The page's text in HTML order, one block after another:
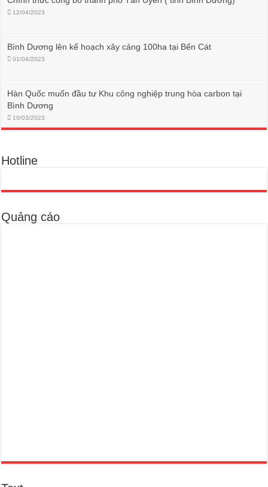
12/04/2023
Bình Dương lên kế hoạch xây cảng 100ha tại Bến Cát
01/04/2023
Hàn Quốc muốn đầu tư Khu công nghiệp trung hòa carbon tại
Bình Dương
10/03/2023
Hotline
Quảng cáo